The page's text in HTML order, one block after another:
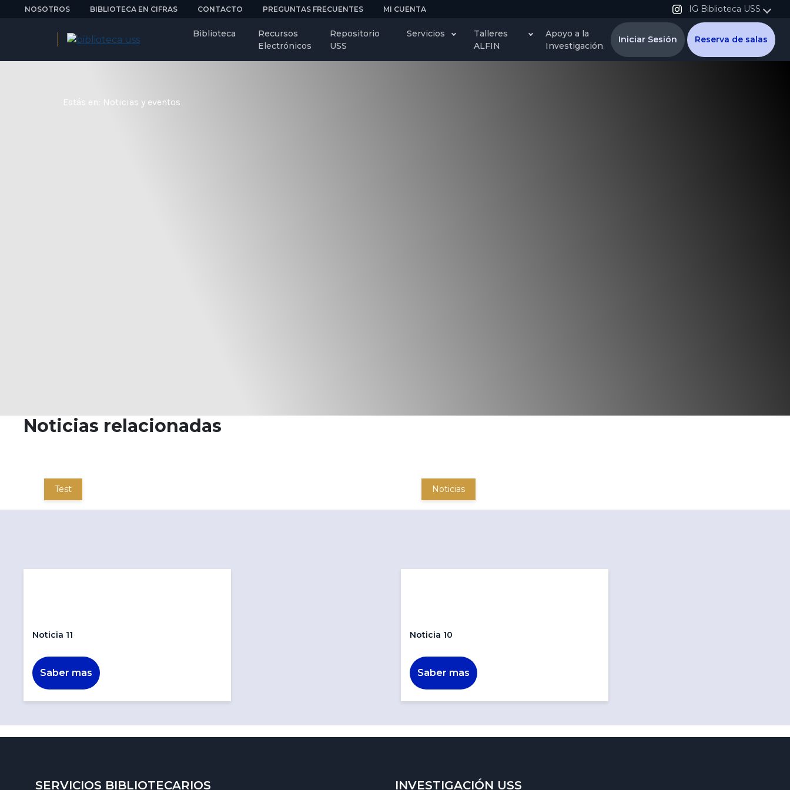
NOSOTROS BIBLIOTECA EN CIFRAS CONTACTO PREGUNTAS FRECUENTES MI CUENTA IG Biblioteca USS
Biblioteca
Recursos
Electrónicos
Repositorio
USS
Servicios
Talleres
ALFIN
Apoyo a la
Investigación
Iniciar Sesión Reserva de salas
Estás en: Noticias y eventos
Noticias relacionadas
Test
Noticia 11
Saber mas
Noticias
Noticia 10
Saber mas
SERVICIOS BIBLIOTECARIOS INVESTIGACIÓN USS